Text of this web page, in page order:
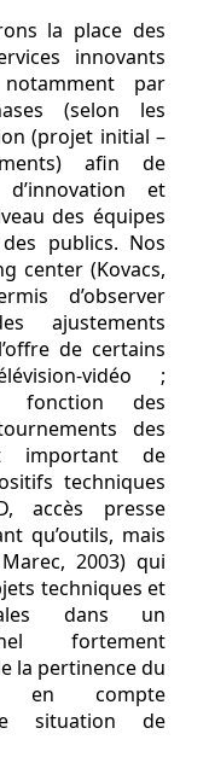
la place des
innovants
par
(selon les
(projet initial –
afin de
et
des équipes
publics. Nos
center (Kovacs,
d’observer
ajustements
de certains
vidéo ;
fonction des
des
important de
techniques
accès presse
qu’outils, mais
2003) qui
techniques et
dans un
fortement
la pertinence du
en compte
situation de